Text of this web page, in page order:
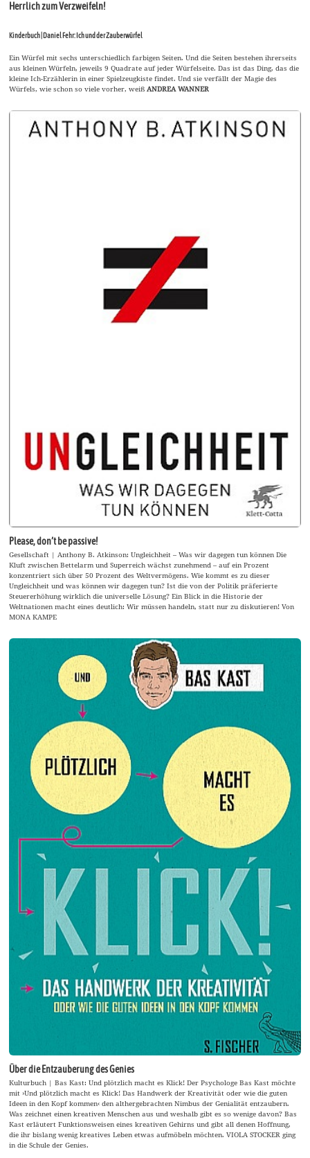
Herrlich zum Verzweifeln!
Kinderbuch | Daniel Fehr: Ich und der Zauberwürfel
Ein Würfel mit sechs unterschiedlich farbigen Seiten. Und die Seiten bestehen ihrerseits
aus kleinen Würfeln, jeweils 9 Quadrate auf jeder Würfelseite. Das ist das Ding, das die
kleine Ich-Erzählerin in einer Spielzeugkiste findet. Und sie verfällt der Magie des
Würfels, wie schon so viele vorher, weißANDREA WANNER
Please, don’t be passive!
Gesellschaft | Anthony B. Atkinson: Ungleichheit – Was wir dagegen tun können Die
Kluft zwischen Bettelarm und Superreich wächst zunehmend – auf ein Prozent
konzentriert sich über 50 Prozent des Weltvermögens. Wie kommt es zu dieser
Ungleichheit und was können wir dagegen tun? Ist die von der Politik präferierte
Steuererhöhung wirklich die universelle Lösung? Ein Blick in die Historie der
Weltnationen macht eines deutlich: Wir müssen handeln, statt nur zu diskutieren! Von
MONA KAMPE
Über die Entzauberung des Genies
Kulturbuch | Bas Kast: Und plötzlich macht es Klick! Der Psychologe Bas Kast möchte
mit ›Und plötzlich macht es Klick! Das Handwerk der Kreativität oder wie die guten
Ideen in den Kopf kommen‹ den althergebrachten Nimbus der Genialität entzaubern.
Was zeichnet einen kreativen Menschen aus und weshalb gibt es so wenige davon? Bas
Kast erläutert Funktionsweisen eines kreativen Gehirns und gibt all denen Hoffnung,
die ihr bislang wenig kreatives Leben etwas aufmöbeln möchten. VIOLA STOCKER ging
in die Schule der Genies.